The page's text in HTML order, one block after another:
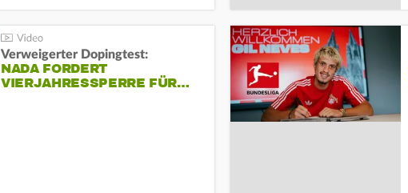
Verweigerter Dopingtest:
NADA FORDERT
VIERJAHRESSPERRE FÜR…